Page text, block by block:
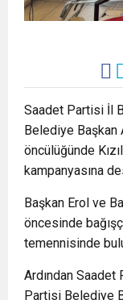
Saadet Partisi İl
Belediye Başkan
öncülüğünde
kampanyasına
Başkan Erol ve
öncesinde
temennisinde
Ardından Saadet
Partisi Belediye